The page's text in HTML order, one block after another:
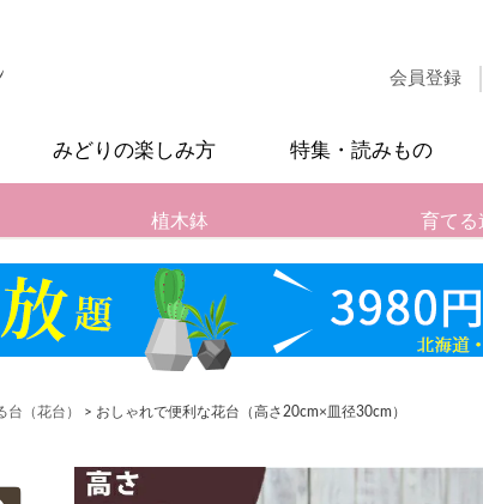
会員登録
みどりの楽しみ方 特集・読みもの
植木鉢 育てる
台（花台） おしゃれで便利な花台（高さ20cm×皿径30cm）